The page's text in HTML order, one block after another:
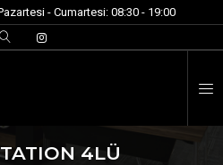
- Cumartesi: 08:30 - 19:00
4LÜ